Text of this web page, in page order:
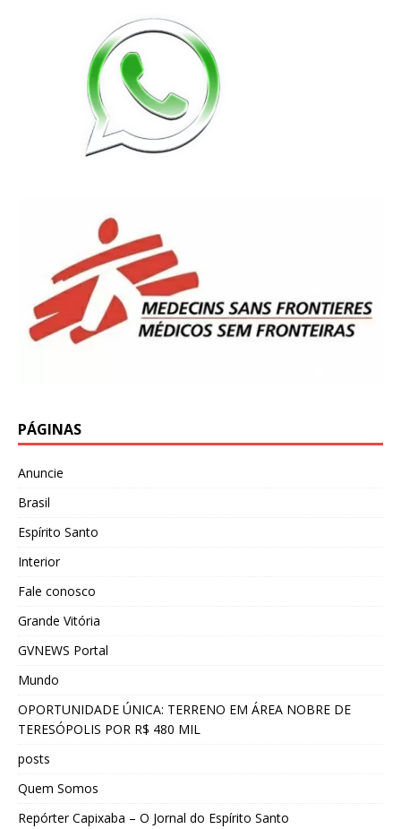
PÁGINAS
Anuncie
Brasil
Espírito Santo
Interior
Fale conosco
Grande Vitória
GVNEWS Portal
Mundo
OPORTUNIDADE ÚNICA: TERRENO EM ÁREA NOBRE DE
TERESÓPOLIS POR R$ 480 MIL
posts
Quem Somos
Repórter Capixaba – O Jornal do Espírito Santo